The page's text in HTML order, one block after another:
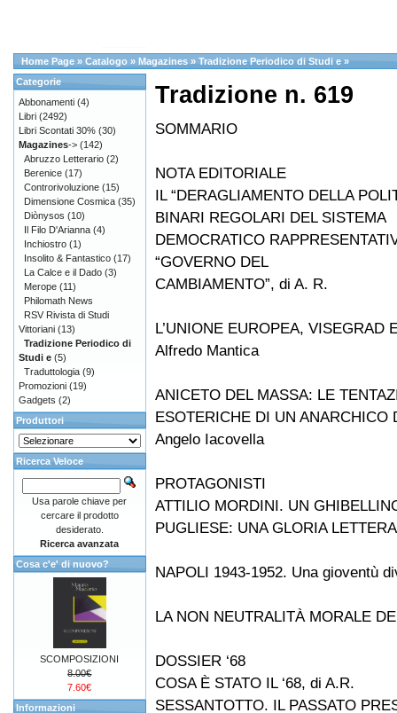
Home Page » Catalogo » Magazines » Tradizione Periodico di Studi e »
Tradizione n. 619
SOMMARIO
NOTA EDITORIALE
IL “DERAGLIAMENTO DELLA
BINARI REGOLARI DEL SISTEMA
DEMOCRATICO
“GOVERNO DEL
CAMBIAMENTO”, di A. R.
L’UNIONE EUROPEA, VISEGRAD
Alfredo Mantica
ANICETO DEL MASSA: LE
ESOTERICHE DI UN ANARCHICO
Angelo Iacovella
PROTAGONISTI
ATTILIO MORDINI. UN
PUGLIESE: UNA GLORIA
NAPOLI 1943-1952. Una gioventù
LA NON NEUTRALITÀ MORALE
DOSSIER ‘68
COSA È STATO IL ‘68, di A.R.
SESSANTOTTO. IL PASSATO
Categorie
Abbonamenti (4)
Libri (2492)
Libri Scontati 30% (30)
Magazines-> (142)
Abruzzo Letterario (2)
Berenice (17)
Controrivoluzione (15)
Dimensione Cosmica (35)
Diònysos (10)
Il Filo D'Arianna (4)
Inchiostro (1)
Insolito & Fantastico (17)
La Calce e il Dado (3)
Merope (11)
Philomath News
RSV Rivista di Studi
Vittoriani (13)
Tradizione Periodico di
Studi e (5)
Traduttologia (9)
Promozioni (19)
Gadgets (2)
Produttori
Ricerca Veloce
Usa parole chiave per
cercare il prodotto
desiderato.
Ricerca avanzata
Cosa c'e' di nuovo?
SCOMPOSIZIONI
8.00€
7.60€
Informazioni